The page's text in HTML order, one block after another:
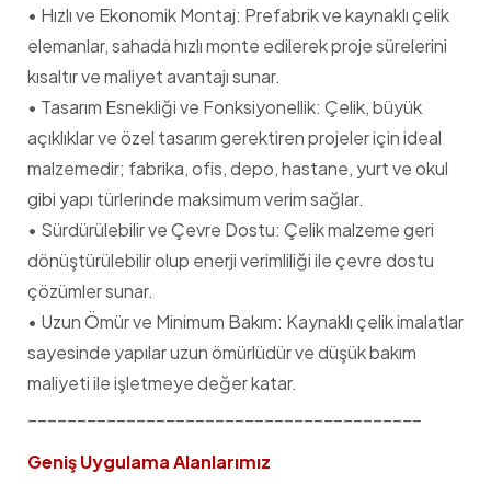
• Hızlı ve Ekonomik Montaj: Prefabrik ve kaynaklı çelik
elemanlar, sahada hızlı monte edilerek proje sürelerini
kısaltır ve maliyet avantajı sunar.
• Tasarım Esnekliği ve Fonksiyonellik: Çelik, büyük
açıklıklar ve özel tasarım gerektiren projeler için ideal
malzemedir; fabrika, ofis, depo, hastane, yurt ve okul
gibi yapı türlerinde maksimum verim sağlar.
• Sürdürülebilir ve Çevre Dostu: Çelik malzeme geri
dönüştürülebilir olup enerji verimliliği ile çevre dostu
çözümler sunar.
• Uzun Ömür ve Minimum Bakım: Kaynaklı çelik imalatlar
sayesinde yapılar uzun ömürlüdür ve düşük bakım
maliyeti ile işletmeye değer katar.
Geniş Uygulama Alanlarımız